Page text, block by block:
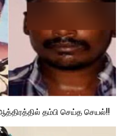
தம்பி செய்த செயல்!!